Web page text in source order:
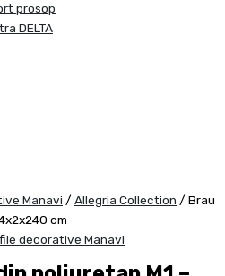
prosop
DELTA
Manavi / Allegria Collection / Brau
cm
decorative Manavi